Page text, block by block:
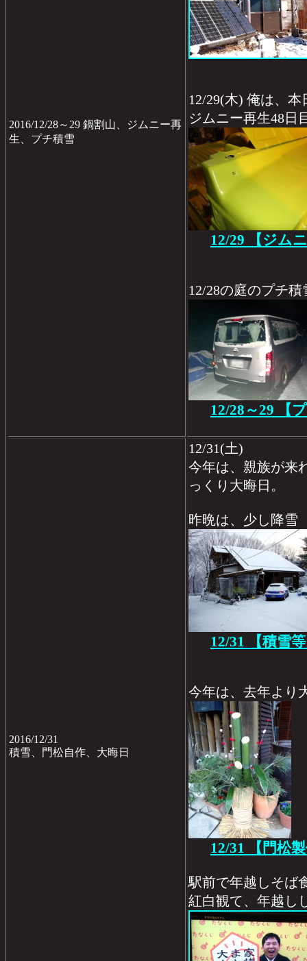
2016/12/28～29 鍋割山、ジムニー再
生、プチ積雪
12/29(木) 俺は、
ジムニー再生48日
12/29 【ジム
12/28の庭のプチ積
12/28～29 【
2016/12/31
積雪、門松自作、大晦日
12/31(土)
今年は、親族が来
っくり大晦日。
昨晩は、少し降雪
12/31 【積雪
今年は、去年より
12/31 【門松
駅前で年越しそば
紅白観て、年越し